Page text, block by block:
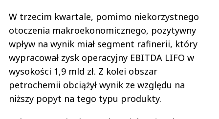
W trzecim kwartale, pomimo niekorzystnego
otoczenia makroekonomicznego, pozytywny
wpływ na wynik miał segment rafinerii, który
wypracował zysk operacyjny EBITDA LIFO w
wysokości 1,9 mld zł. Z kolei obszar
petrochemii obciążył wynik ze względu na
niższy popyt na tego typu produkty.